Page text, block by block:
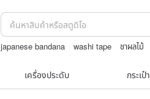
japanese bandana washi tape ชาผลไม้
เครื่องประดับ กระเป๋า